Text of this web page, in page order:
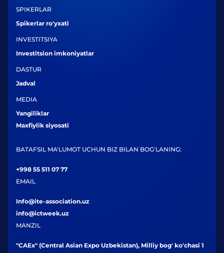
SPIKERLAR
Spikerlar ro'yxati
INVESTITSIYA
Investitsion imkoniyatlar
DASTUR
Jadval
MEDIA
Yangiliklar
Maxfiylik siyosati
BATAFSIL MA'LUMOT UCHUN BIZ BILAN BOG'LANING:
+998 55 511 07 77
EMAIL
Info@ite-association.uz
info@ictweek.uz
MANZIL
"CAEx" (Central Asian Expo Uzbekistan), Milliy bog' ko'chasi 1